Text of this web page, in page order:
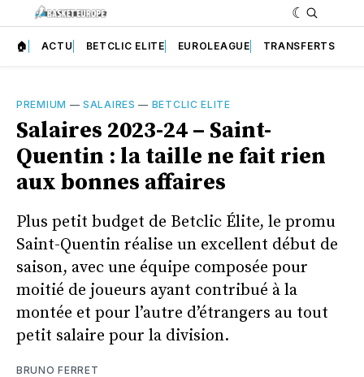
🏠 ACTU BETCLIC ELITE EUROLEAGUE TRANSFERTS
PREMIUM —SALAIRES — BETCLIC ELITE
Salaires 2023-24 – Saint-
Quentin : la taille ne fait rien
aux bonnes affaires
Plus petit budget de Betclic Élite, le promu
Saint-Quentin réalise un excellent début de
saison, avec une équipe composée pour
moitié de joueurs ayant contribué à la
montée et pour l’autre d’étrangers au tout
petit salaire pour la division.
BRUNO FERRET